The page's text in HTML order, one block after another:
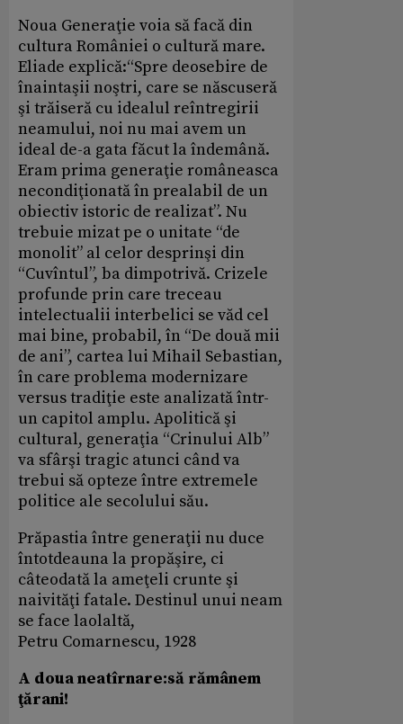
Noua Generaţie voia să facă din
cultura României o cultură mare.
Eliade explică:“Spre deosebire de
înaintaşii noştri, care se născuseră
şi trăiseră cu idealul reîntregirii
neamului, noi nu mai avem un
ideal de-a gata făcut la îndemână.
Eram prima generaţie româneasca
necondiţionată în prealabil de un
obiectiv istoric de realizat”. Nu
trebuie mizat pe o unitate “de
monolit” al celor desprinşi din
“Cuvîntul”, ba dimpotrivă. Crizele
profunde prin care treceau
intelectualii interbelici se văd cel
mai bine, probabil, în “De două mii
de ani”, cartea lui Mihail Sebastian,
în care problema modernizare
versus tradiţie este analizată într-
un capitol amplu. Apolitică şi
cultural, generaţia “Crinului Alb”
va sfârşi tragic atunci când va
trebui să opteze între extremele
politice ale secolului său.
Prăpastia între generaţii nu duce
întotdeauna la propăşire, ci
câteodată la ameţeli crunte şi
naivităţi fatale. Destinul unui neam
se face laolaltă,
Petru Comarnescu, 1928
A doua neatîrnare:să rămânem
ţărani!